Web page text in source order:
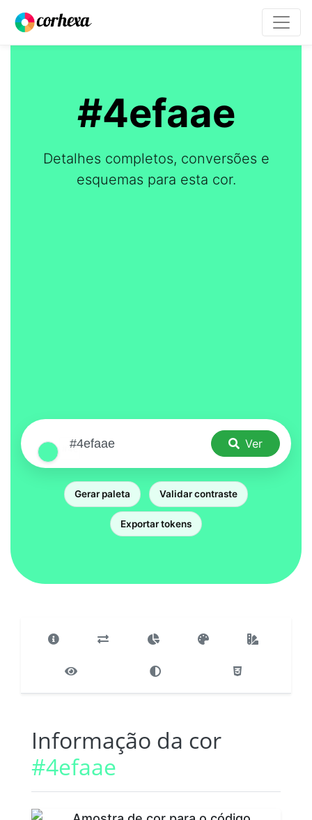
#4efaae
Detalhes completos, conversões e
esquemas para esta cor.
Ver
Gerar paleta Validar contraste
Exportar tokens
Informação da cor
#4efaae